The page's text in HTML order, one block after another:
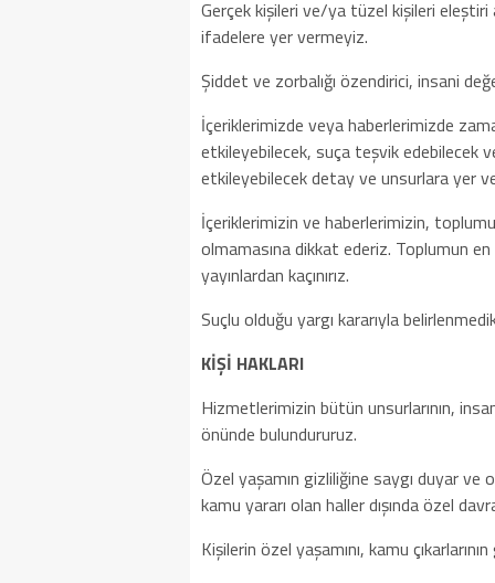
Gerçek kişileri ve/ya tüzel kişileri eleştiri
ifadelere yer vermeyiz.
Şiddet ve zorbalığı özendirici, insani
İçeriklerimizde veya haberlerimizde
etkileyebilecek, suça teşvik edebilecek
etkileyebilecek detay ve unsurlara yer
İçeriklerimizin ve haberlerimizin,
olmamasına dikkat ederiz. Toplumun
yayınlardan kaçınırız.
Suçlu olduğu yargı kararıyla
KİŞİ HAKLARI
Hizmetlerimizin bütün unsurlarının,
önünde bulundururuz.
Özel yaşamın gizliliğine saygı duyar ve
kamu yararı olan haller dışında özel
Kişilerin özel yaşamını, kamu